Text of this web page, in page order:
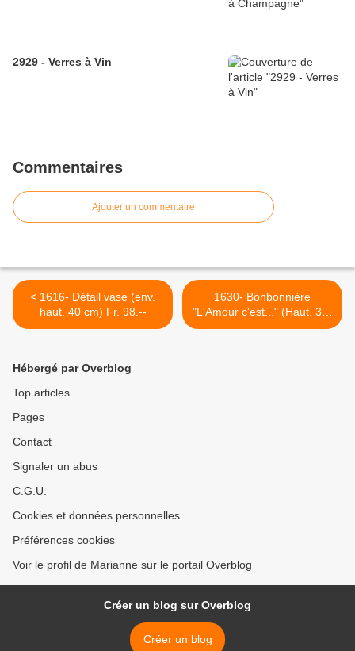
2929 - Verres à Vin
Commentaires
Ajouter un commentaire
< 1616- Détail vase (env.
haut. 40 cm) Fr. 98.--
1630- Bonbonnière
"L'Amour c'est..." (Haut. 30-
35cm) Fr.98.-- >
Hébergé par Overblog
Top articles
Pages
Contact
Signaler un abus
C.G.U.
Cookies et données personnelles
Préférences cookies
Voir le profil de Marianne sur le portail Overblog
Créer un blog sur Overblog
Créer un blog